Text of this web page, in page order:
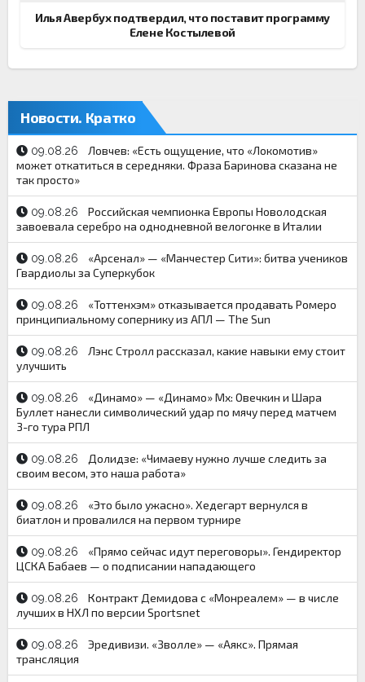
Илья Авербух подтвердил, что поставит программу
Елене Костылевой
Новости. Кратко
09.08.26
Ловчев: «Есть ощущение, что «Локомотив»
может откатиться в середняки. Фраза Баринова сказана не
так просто»
09.08.26
Российская чемпионка Европы Новолодская
завоевала серебро на однодневной велогонке в Италии
09.08.26
«Арсенал» — «Манчестер Сити»: битва учеников
Гвардиолы за Суперкубок
09.08.26
«Тоттенхэм» отказывается продавать Ромеро
принципиальному сопернику из АПЛ — The Sun
09.08.26
Лэнс Стролл рассказал, какие навыки ему стоит
улучшить
09.08.26
«Динамо» — «Динамо» Мх: Овечкин и Шара
Буллет нанесли символический удар по мячу перед матчем
3-го тура РПЛ
09.08.26
Долидзе: «Чимаеву нужно лучше следить за
своим весом, это наша работа»
09.08.26
«Это было ужасно». Хедегарт вернулся в
биатлон и провалился на первом турнире
09.08.26
«Прямо сейчас идут переговоры». Гендиректор
ЦСКА Бабаев — о подписании нападающего
09.08.26
Контракт Демидова с «Монреалем» — в числе
лучших в НХЛ по версии Sportsnet
09.08.26
Эредивизи. «Зволле» — «Аякс». Прямая
трансляция